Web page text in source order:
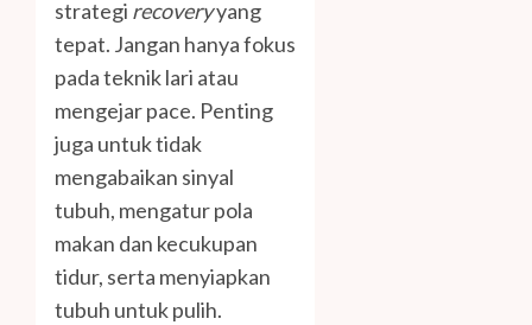
strategi recoveryyang
tepat. Jangan hanya fokus
pada teknik lari atau
mengejar pace. Penting
juga untuk tidak
mengabaikan sinyal
tubuh, mengatur pola
makan dan kecukupan
tidur, serta menyiapkan
tubuh untuk pulih.